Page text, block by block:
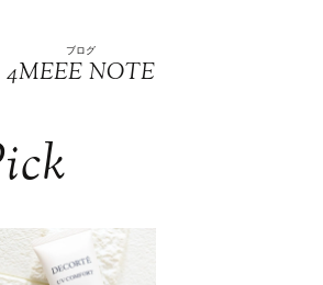
ブログ
4MEEE NOTE